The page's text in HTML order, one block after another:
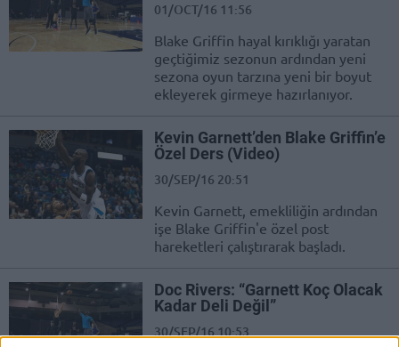
01/OCT/16 11:56
Blake Griffin hayal kırıklığı yaratan
geçtiğimiz sezonun ardından yeni
sezona oyun tarzına yeni bir boyut
ekleyerek girmeye hazırlanıyor.
Kevin Garnett’den Blake Griffin’e
Özel Ders (Video)
30/SEP/16 20:51
Kevin Garnett, emekliliğin ardından
işe Blake Griffin'e özel post
hareketleri çalıştırarak başladı.
Doc Rivers: “Garnett Koç Olacak
Kadar Deli Değil”
30/SEP/16 10:53